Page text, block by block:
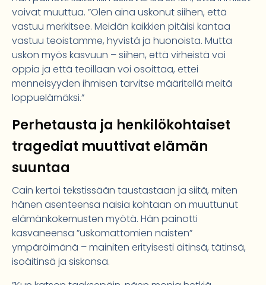
voivat muuttua. ”Olen aina uskonut siihen, että
vastuu merkitsee. Meidän kaikkien pitäisi kantaa
vastuu teoistamme, hyvistä ja huonoista. Mutta
uskon myös kasvuun – siihen, että virheistä voi
oppia ja että teoillaan voi osoittaa, ettei
menneisyyden ihmisen tarvitse määritellä meitä
loppuelämäksi.”
Perhetausta ja henkilökohtaiset
tragediat muuttivat elämän
suuntaa
Cain kertoi tekstissään taustastaan ja siitä, miten
hänen asenteensa naisia kohtaan on muuttunut
elämänkokemusten myötä. Hän painotti
kasvaneensa ”uskomattomien naisten”
ympäröimänä – mainiten erityisesti äitinsä, tätinsä,
isoäitinsä ja siskonsa.